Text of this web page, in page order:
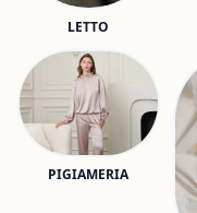
LETTO
PIGIAMERIA